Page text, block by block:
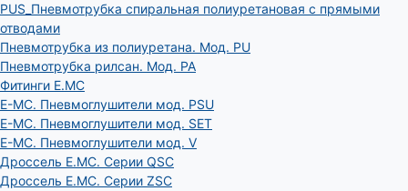
PUS_Пневмотрубка спиральная полиуретановая с прямыми
отводами
Пневмотрубка из полиуретана. Мод. РU
Пневмотрубка рилсан. Мод. PA
Фитинги E.MC
E-MC. Пневмоглушители мод. PSU
E-MC. Пневмоглушители мод. SET
E-MC. Пневмоглушители мод. V
Дроссель E.MC. Серии QSC
Дроссель E.MC. Серии ZSC